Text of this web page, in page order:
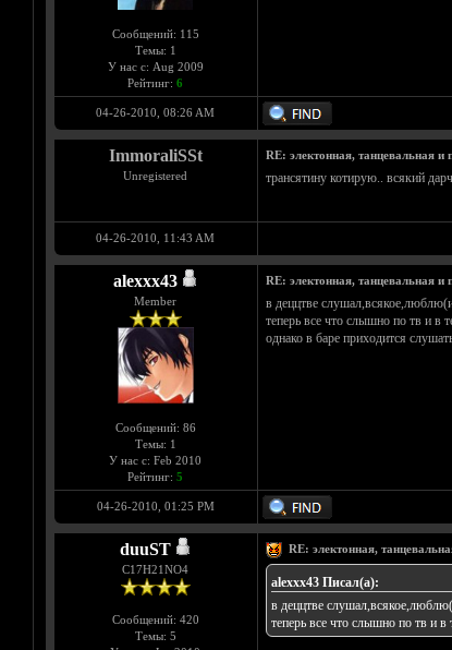
Сообщений: 115
Темы: 1
У нас с: Aug 2009
Рейтинг: 6
04-26-2010, 08:26 AM
ImmoraliSSt
Unregistered
RE: электонная, танцевальная и
трансятину котирую.. всякий
04-26-2010, 11:43 AM
alexxx43
Member
Сообщений: 86
Темы: 1
У нас с: Feb 2010
Рейтинг: 5
RE: электонная, танцевальная и
в деццтве
теперь все что слышно по тв и в
однако в баре приходится
04-26-2010, 01:25 PM
duuST
С17H21NO4
Сообщений: 420
Темы: 5
RE: электонная,
alexxx43 Писал(а):
в деццтве
теперь все что слышно по тв и